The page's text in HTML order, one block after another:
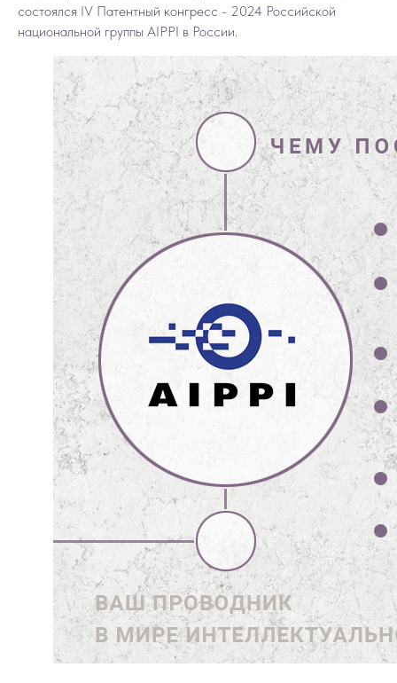
состоялся IV Патентный конгресс - 2024 Российской
национальной группы AIPPI в России.